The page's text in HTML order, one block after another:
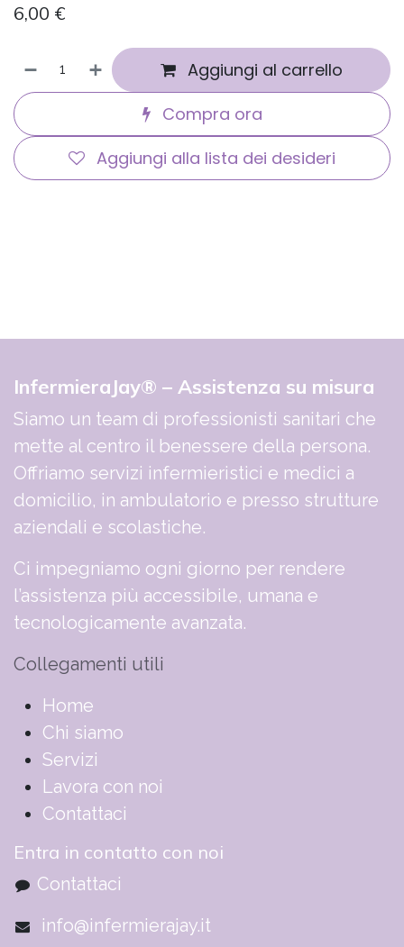
6,00 €
Aggiungi al carrello
Compra ora
Aggiungi alla lista dei desideri
InfermieraJay® – Assistenza su misura
Siamo un team di professionisti sanitari che
mette al centro il benessere della persona.
Offriamo servizi infermieristici e medici a
domicilio, in ambulatorio e presso strutture
aziendali e scolastiche.
Ci impegniamo ogni giorno per rendere
l’assistenza più accessibile, umana e
tecnologicamente avanzata.
Collegamenti utili
​​​​​​​​​​​​​​​​H​o​m​e
Chi siamo
Servizi
Lavora con noi
Contattaci
Entra in contatto con noi
Contattaci
info@infermierajay.it